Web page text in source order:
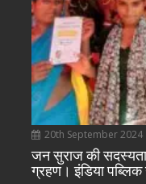
20th September 2024
जन सुराज की
ग्रहण। इंडिया